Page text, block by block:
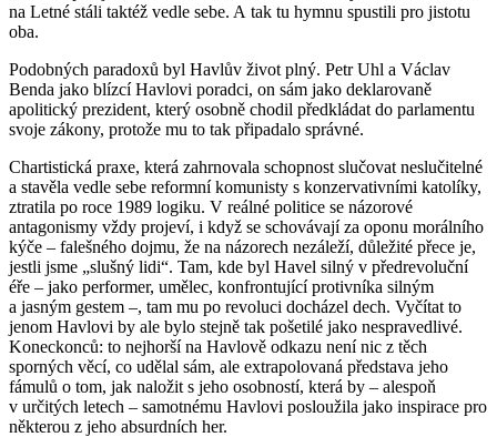
na Letné stáli taktéž vedle sebe. A tak tu hymnu spustili pro jistotu
oba.
Podobných paradoxů byl Havlův život plný. Petr Uhl a Václav
Benda jako blízcí Havlovi poradci, on sám jako deklarovaně
apolitický prezident, který osobně chodil předkládat do parlamentu
svoje zákony, protože mu to tak připadalo správné.
Chartistická praxe, která zahrnovala schopnost slučovat neslučitelné
a stavěla vedle sebe reformní komunisty s konzervativními katolíky,
ztratila po roce 1989 logiku. V reálné politice se názorové
antagonismy vždy projeví, i když se schovávají za oponu morálního
kýče – falešného dojmu, že na názorech nezáleží, důležité přece je,
jestli jsme „slušný lidi“. Tam, kde byl Havel silný v předrevoluční
éře – jako performer, umělec, konfrontující protivníka silným
a jasným gestem –, tam mu po revoluci docházel dech. Vyčítat to
jenom Havlovi by ale bylo stejně tak pošetilé jako nespravedlivé.
Koneckonců: to nejhorší na Havlově odkazu není nic z těch
sporných věcí, co udělal sám, ale extrapolovaná představa jeho
fámulů o tom, jak naložit s jeho osobností, která by – alespoň
v určitých letech – samotnému Havlovi posloužila jako inspirace pro
některou z jeho absurdních her.